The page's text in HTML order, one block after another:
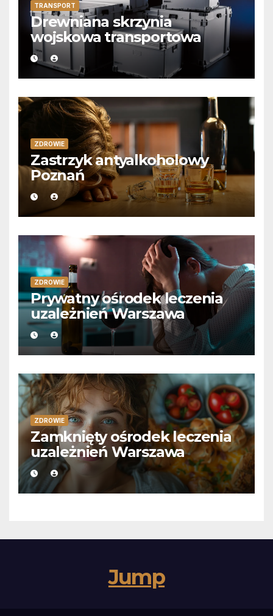
TRANSPORT
Drewniana skrzynia
wojskowa transportowa
ZDROWIE
Zastrzyk antyalkoholowy
Poznań
ZDROWIE
Prywatny ośrodek leczenia
uzależnień Warszawa
ZDROWIE
Zamknięty ośrodek leczenia
uzależnień Warszawa
Jump